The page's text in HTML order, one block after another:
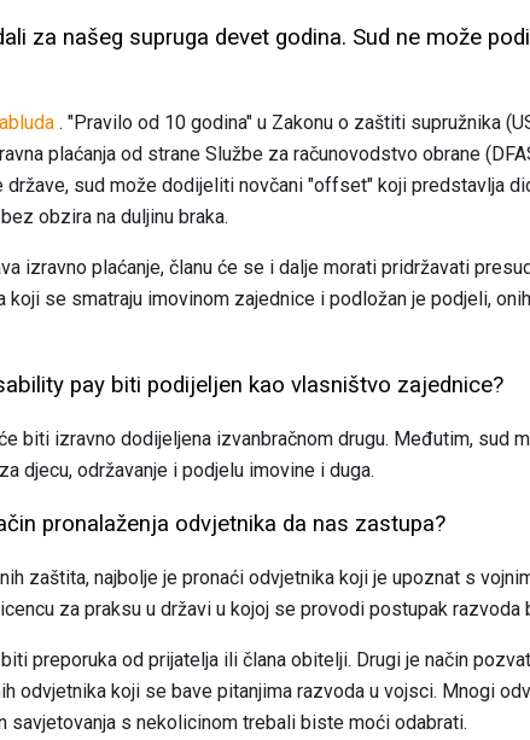
za našeg supruga devet godina. Sud ne može
. "Pravilo od 10 godina" u Zakonu o zaštiti supružnika
plaćanja od strane Službe za računovodstvo obrane
države, sud može dodijeliti novčani "offset" koji predstavlja
obzira na duljinu braka.
izravno plaćanje, članu će se i dalje morati pridržavati
koji se smatraju imovinom zajednice i podložan je podjeli,
pay biti podijeljen kao vlasništvo zajednice?
biti izravno dodijeljena izvanbračnom drugu. Međutim, sud
djecu, održavanje i podjelu imovine i duga.
pronalaženja odvjetnika da nas zastupa?
zaštita, najbolje je pronaći odvjetnika koji je upoznat s
za praksu u državi u kojoj se provodi postupak razvoda
preporuka od prijatelja ili člana obitelji. Drugi je način
odvjetnika koji se bave pitanjima razvoda u vojsci. Mnogi
savjetovanja s nekolicinom trebali biste moći odabrati.